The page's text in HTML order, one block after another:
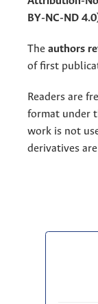
BY-NC-ND
The authors
of first
Readers are
format under
work is not
derivatives